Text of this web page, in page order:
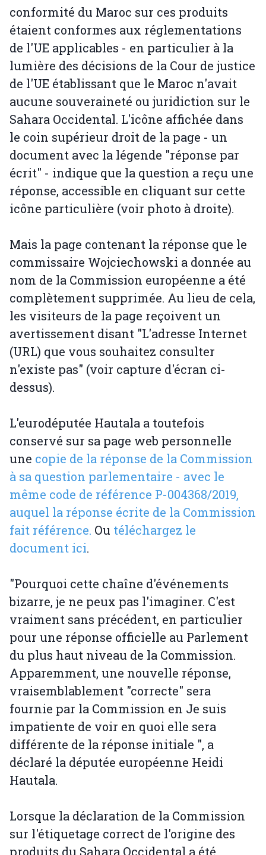
conformité du Maroc sur ces produits
étaient conformes aux réglementations
de l'UE applicables - en particulier à la
lumière des décisions de la Cour de justice
de l'UE établissant que le Maroc n'avait
aucune souveraineté ou juridiction sur le
Sahara Occidental. L'icône affichée dans
le coin supérieur droit de la page - un
document avec la légende "réponse par
écrit" - indique que la question a reçu une
réponse, accessible en cliquant sur cette
icône particulière (voir photo à droite).
Mais la page contenant la réponse que le
commissaire Wojciechowski a donnée au
nom de la Commission européenne a été
complètement supprimée. Au lieu de cela,
les visiteurs de la page reçoivent un
avertissement disant "L'adresse Internet
(URL) que vous souhaitez consulter
n'existe pas" (voir capture d'écran ci-
dessus).
L'eurodéputée Hautala a toutefois
conservé sur sa page web personnelle
une copie de la réponse de la Commission
à sa question parlementaire - avec le
même code de référence P-004368/2019,
auquel la réponse écrite de la Commission
fait référence. Ou téléchargez le
document ici.
"Pourquoi cette chaîne d'événements
bizarre, je ne peux pas l'imaginer. C'est
vraiment sans précédent, en particulier
pour une réponse officielle au Parlement
du plus haut niveau de la Commission.
Apparemment, une nouvelle réponse,
vraisemblablement "correcte" sera
fournie par la Commission en Je suis
impatiente de voir en quoi elle sera
différente de la réponse initiale ", a
déclaré la députée européenne Heidi
Hautala.
Lorsque la déclaration de la Commission
sur l'étiquetage correct de l'origine des
produits du Sahara Occidental a été